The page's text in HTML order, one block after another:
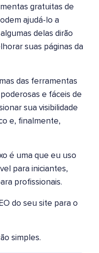
gratuitas de
ajudá-lo a
delas dirão
suas páginas da
das ferramentas
e fáceis de
sua visibilidade
e, finalmente,
é uma que eu uso
para iniciantes,
profissionais.
do seu site para o
simples.